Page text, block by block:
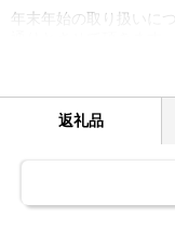
年末年始の取り扱いに
通りとさせて頂きます
12月13日（水）以降
つきましては、準備
※K-2宿泊観光周遊券に
つきましても、12月13
鳥羽市観光協会（
返礼品